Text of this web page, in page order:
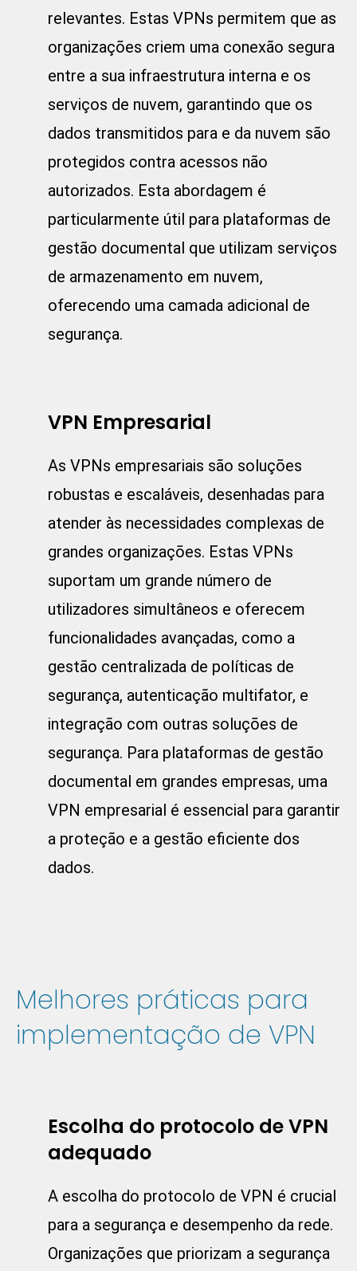
relevantes. Estas VPNs permitem que as
organizações criem uma conexão segura
entre a sua infraestrutura interna e os
serviços de nuvem, garantindo que os
dados transmitidos para e da nuvem são
protegidos contra acessos não
autorizados. Esta abordagem é
particularmente útil para plataformas de
gestão documental que utilizam serviços
de armazenamento em nuvem,
oferecendo uma camada adicional de
segurança.
VPN Empresarial
As VPNs empresariais são soluções
robustas e escaláveis, desenhadas para
atender às necessidades complexas de
grandes organizações. Estas VPNs
suportam um grande número de
utilizadores simultâneos e oferecem
funcionalidades avançadas, como a
gestão centralizada de políticas de
segurança, autenticação multifator, e
integração com outras soluções de
segurança. Para plataformas de gestão
documental em grandes empresas, uma
VPN empresarial é essencial para garantir
a proteção e a gestão eficiente dos
dados.
Melhores práticas para
implementação de VPN
Escolha do protocolo de VPN
adequado
A escolha do protocolo de VPN é crucial
para a segurança e desempenho da rede.
Organizações que priorizam a segurança